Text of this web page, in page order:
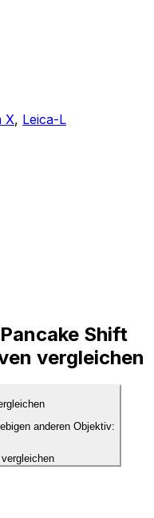
X, Leica-L
Shift
vergleichen
anderen Objektiv: